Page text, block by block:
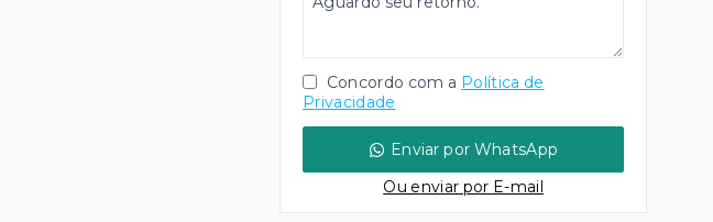
Concordo com a Política de
Privacidade
Enviar por WhatsApp
Ou enviar por E-mail